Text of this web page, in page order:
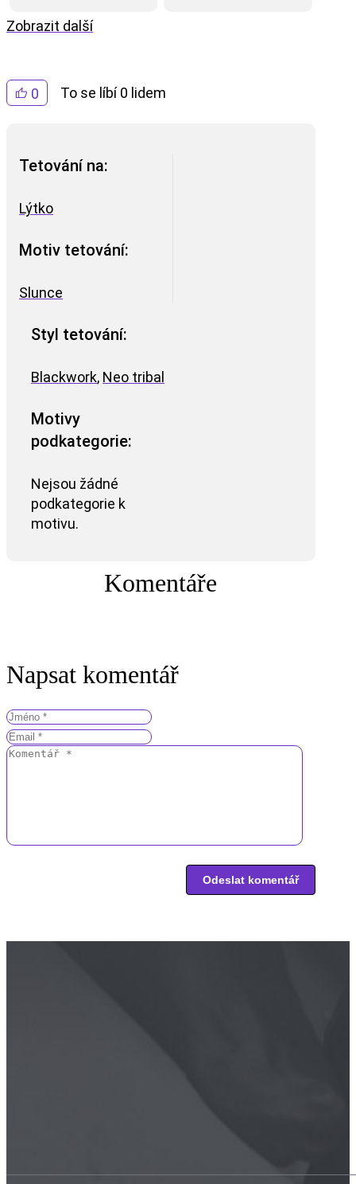
0 To se líbí 0 lidem
Tetování na:
Lýtko
Motiv tetování:
Slunce
Styl tetování:
Blackwork, Neo tribal
Motivy
podkategorie:
Nejsou žádné
podkategorie k
motivu.
Komentáře
Napsat komentář
Zobrazit další